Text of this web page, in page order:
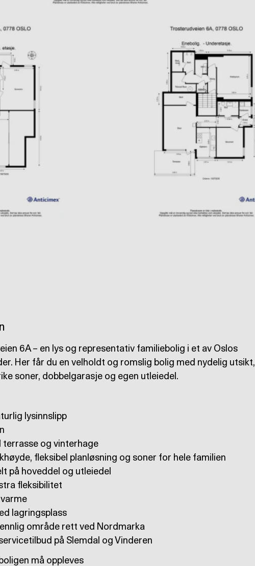
6A – en lys og representativ familiebolig i et av Oslos
Her får du en velholdt og romslig bolig med nydelig utsikt,
soner, dobbelgarasje og egen utleiedel.
lysinnslipp
terrasse og vinterhage
fleksibel planløsning og soner for hele familien
på hoveddel og utleiedel
fleksibilitet
lagringsplass
område rett ved Nordmarka
på Slemdal og Vinderen
må oppleves